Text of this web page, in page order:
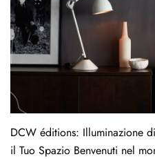
DCW éditions: Illuminazione
il Tuo Spazio Benvenuti nel